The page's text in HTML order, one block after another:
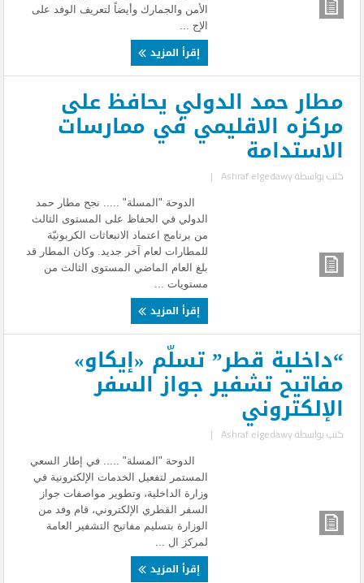
الأمن والجمارك وأيضاً لتعريف الوفد على
الإج ...
إقرأ المزيد
مطار حمد الدولي يحافظ على
مركزه الاقليمي في ممارسات
الاستدامة
كتب بواسطةAshraf elgedawy
|
الدوحة "المسلة" ..... نجح مطار حمد
الدولي في الحفاظ على المستوى الثالث
من برنامج اعتماد الانبعاثات الكربونيّة
للمطارات لعام آخر جديد. وكان المطار قد
بلغ العام الماضي المستوى الثالث من
مستويات ...
إقرأ المزيد
“داخلية قطر” تسلّم «إيكاو»
مفاتيح تشفير جواز السفر
الإلكتروني
كتب بواسطةAshraf elgedawy
|
الدوحة "المسلة" ..... في إطار السعي
المستمر لتفعيل الخدمات الإلكترونية في
وزارة الداخلية، وتطوير مواصفات جواز
السفر القطري الإلكتروني، قام وفد من
الوزارة بتسليم مفاتيح التشفير العامة
لمركز ال ...
إقرأ المزيد